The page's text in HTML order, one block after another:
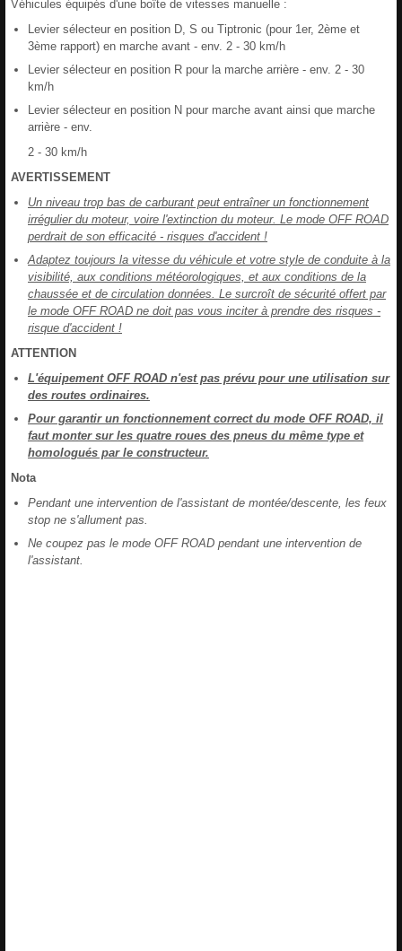
Véhicules équipés d'une boîte de vitesses manuelle :
Levier sélecteur en position D, S ou Tiptronic (pour 1er, 2ème et
3ème rapport) en marche avant - env. 2 - 30 km/h
Levier sélecteur en position R pour la marche arrière - env. 2 - 30
km/h
Levier sélecteur en position N pour marche avant ainsi que marche
arrière - env.
2 - 30 km/h
AVERTISSEMENT
Un niveau trop bas de carburant peut entraîner un fonctionnement
irrégulier du moteur, voire l'extinction du moteur. Le mode OFF ROAD
perdrait de son efficacité - risques d'accident !
Adaptez toujours la vitesse du véhicule et votre style de conduite à la
visibilité, aux conditions météorologiques, et aux conditions de la
chaussée et de circulation données. Le surcroît de sécurité offert par
le mode OFF ROAD ne doit pas vous inciter à prendre des risques -
risque d'accident !
ATTENTION
L'équipement OFF ROAD n'est pas prévu pour une utilisation sur
des routes ordinaires.
Pour garantir un fonctionnement correct du mode OFF ROAD, il
faut monter sur les quatre roues des pneus du même type et
homologués par le constructeur.
Nota
Pendant une intervention de l'assistant de montée/descente, les feux
stop ne s'allument pas.
Ne coupez pas le mode OFF ROAD pendant une intervention de
l'assistant.